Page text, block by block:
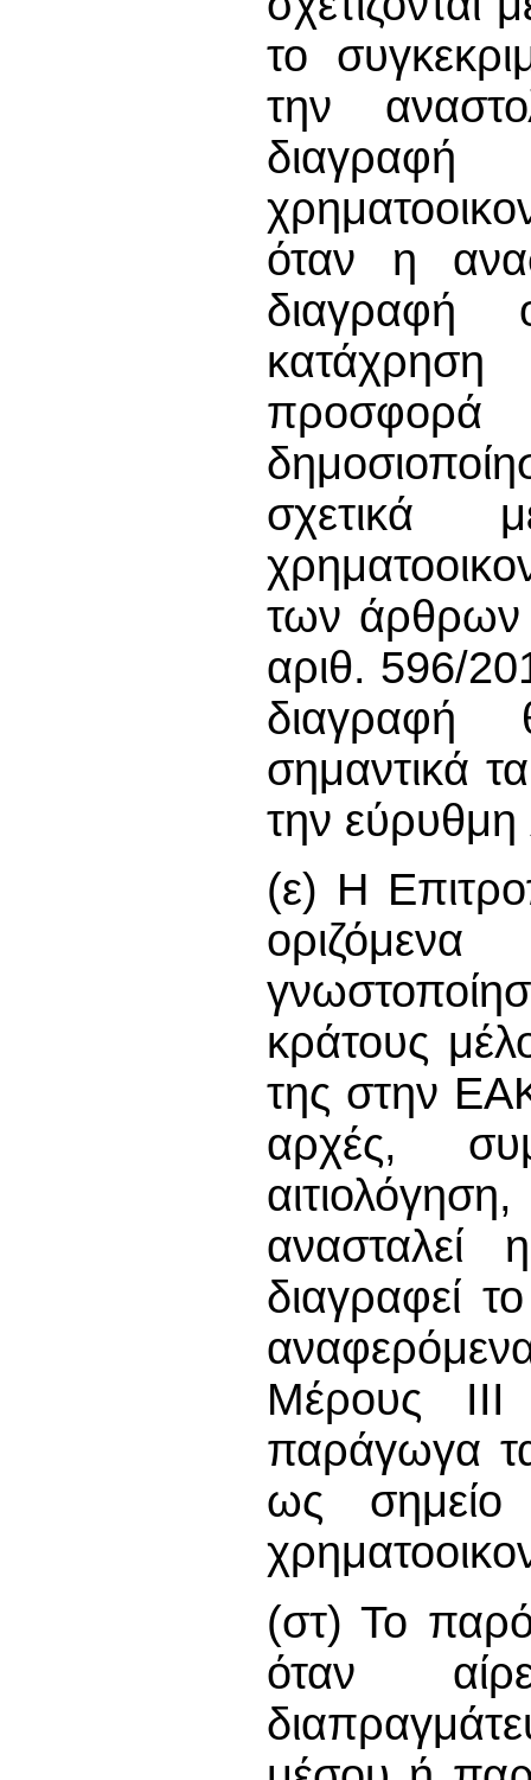
το
την
όταν η
διαγραφή
των άρθρων
αριθ. 596/
σημαντικά
την εύρυθμη
(ε) Η
κράτους
της στην
αρχές,
διαγραφεί
Μέρους
παράγωγα
ως σημείο
(στ) Το
όταν